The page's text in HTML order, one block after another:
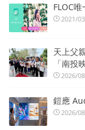
FLOC
2021/
天上父
「南投
2026/
鎧應
2026/